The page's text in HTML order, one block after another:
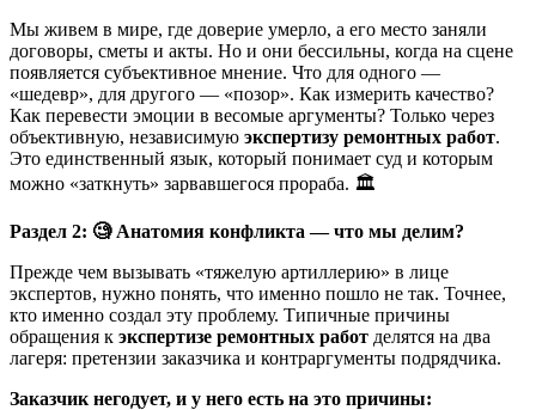
Мы живем в мире, где доверие умерло, а его место заняли
договоры, сметы и акты. Но и они бессильны, когда на сцене
появляется субъективное мнение. Что для одного —
«шедевр», для другого — «позор». Как измерить качество?
Как перевести эмоции в весомые аргументы? Только через
объективную, независимую экспертизу ремонтных работ.
Это единственный язык, который понимает суд и которым
можно «заткнуть» зарвавшегося прораба. 🏛️
Раздел 2: 🧐Анатомия конфликта — что мы делим?
Прежде чем вызывать «тяжелую артиллерию» в лице
экспертов, нужно понять, что именно пошло не так. Точнее,
кто именно создал эту проблему. Типичные причины
обращения к экспертизе ремонтных работ делятся на два
лагеря: претензии заказчика и контраргументы подрядчика.
Заказчик негодует, и у него есть на это причины: